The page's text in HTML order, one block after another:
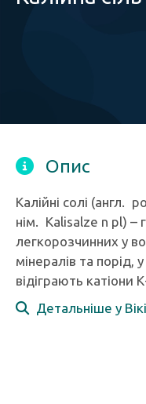
Опис
Калійні солі (англ.
нім. Kalisalze n pl) –
легкорозчинних у
мінералів та порід,
відіграють катіони
Детальніше у